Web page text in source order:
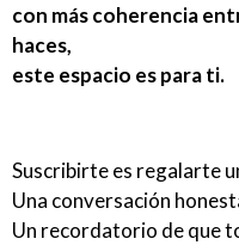
con más coherencia
haces,
este espacio es para ti.
Suscribirte es regalarte
Una conversación
Un recordatorio de que